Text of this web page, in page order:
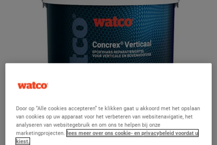
Door op “Alle cookies accepteren” te klikken gaat u akkoord met het opslaan
van cookies op uw apparaat voor het verbeteren van websitenavigatie, het
analyseren van websitegebruik en om ons te helpen bij onze
marketingprojecten. lees meer over ons cookie- en privacybeleid voordat u
kiest.